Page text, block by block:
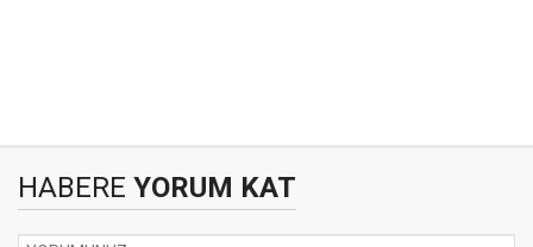
HABERE YORUM KAT